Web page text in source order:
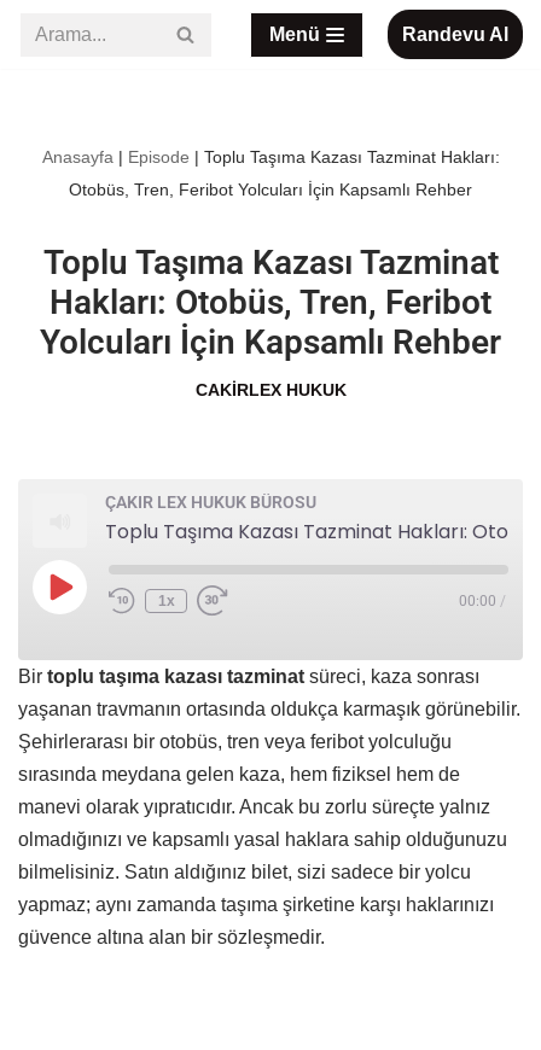
Menü Randevu Al
Anasayfa | Episode | Toplu Taşıma Kazası Tazminat Hakları:
Otobüs, Tren, Feribot Yolcuları İçin Kapsamlı Rehber
Toplu Taşıma Kazası Tazminat
Hakları: Otobüs, Tren, Feribot
Yolcuları İçin Kapsamlı Rehber
CAKIRLEX HUKUK
ÇAKIR LEX HUKUK BÜROSU
1x 00:00 /
Bir toplu taşıma kazası tazminat süreci, kaza sonrası
yaşanan travmanın ortasında oldukça karmaşık görünebilir.
Şehirlerarası bir otobüs, tren veya feribot yolculuğu
sırasında meydana gelen kaza, hem fiziksel hem de
manevi olarak yıpratıcıdır. Ancak bu zorlu süreçte yalnız
olmadığınızı ve kapsamlı yasal haklara sahip olduğunuzu
bilmelisiniz. Satın aldığınız bilet, sizi sadece bir yolcu
yapmaz; aynı zamanda taşıma şirketine karşı haklarınızı
güvence altına alan bir sözleşmedir.